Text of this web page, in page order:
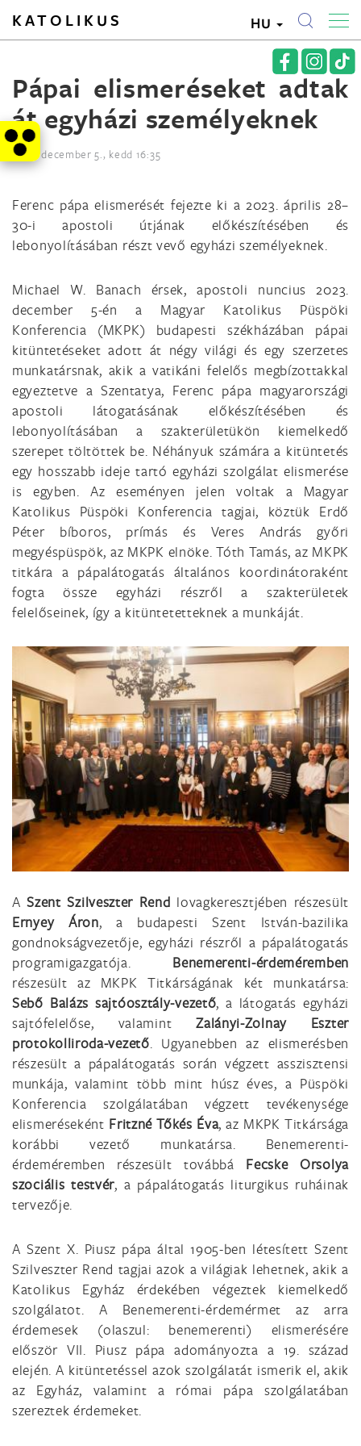
KATOLIKUS HU
Pápai elismeréseket adtak
át egyházi személyeknek
2023. december 5., kedd 16:35
Ferenc pápa elismerését fejezte ki a 2023. április 28–
30-i apostoli útjának előkészítésében és
lebonyolításában részt vevő egyházi személyeknek.
Michael W. Banach érsek, apostoli nuncius 2023.
december 5-én a Magyar Katolikus Püspöki
Konferencia (MKPK) budapesti székházában pápai
kitüntetéseket adott át négy világi és egy szerzetes
munkatársnak, akik a vatikáni felelős megbízottakkal
egyeztetve a Szentatya, Ferenc pápa magyarországi
apostoli látogatásának előkészítésében és
lebonyolításában a szakterületükön kiemelkedő
szerepet töltöttek be. Néhányuk számára a kitüntetés
egy hosszabb ideje tartó egyházi szolgálat elismerése
is egyben. Az eseményen jelen voltak a Magyar
Katolikus Püspöki Konferencia tagjai, köztük Erdő
Péter bíboros, prímás és Veres András győri
megyéspüspök, az MKPK elnöke. Tóth Tamás, az MKPK
titkára a pápalátogatás általános koordinátoraként
fogta össze egyházi részről a szakterületek
felelőseinek, így a kitüntetetteknek a munkáját.
ASzent Szilveszter Rend lovagkeresztjében részesült
Ernyey Áron, a budapesti Szent István-bazilika
gondnokságvezetője, egyházi részről a pápalátogatás
programigazgatója. Benemerenti-érdeméremben
részesült az MKPK Titkárságának két munkatársa:
Sebő Balázs sajtóosztály-vezető, a látogatás egyházi
sajtófelelőse, valamintZalányi-Zolnay Eszter
protokolliroda-vezető. Ugyanebben az elismerésben
részesült a pápalátogatás során végzett asszisztensi
munkája, valamint több mint húsz éves, a Püspöki
Konferencia szolgálatában végzett tevékenysége
elismeréseként Fritzné Tőkés Éva, az MKPK Titkársága
korábbi vezető munkatársa. Benemerenti-
érdeméremben részesült továbbá Fecske Orsolya
szociális testvér, a pápalátogatás liturgikus ruháinak
tervezője.
A Szent X. Piusz pápa által 1905-ben létesített Szent
Szilveszter Rend tagjai azok a világiak lehetnek, akik a
Katolikus Egyház érdekében végeztek kiemelkedő
szolgálatot. A Benemerenti-érdemérmet az arra
érdemesek (olaszul: benemerenti) elismerésére
először VII. Piusz pápa adományozta a 19. század
elején. A kitüntetéssel azok szolgálatát ismerik el, akik
az Egyház, valamint a római pápa szolgálatában
szereztek érdemeket.